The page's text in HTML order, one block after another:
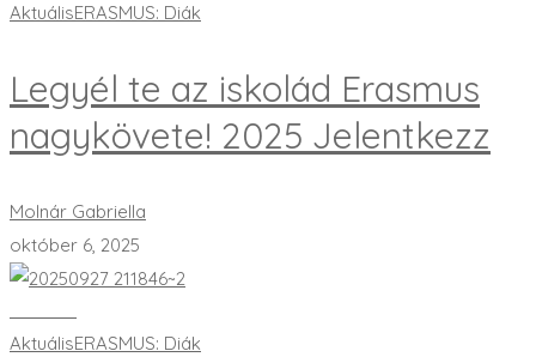
AktuálisERASMUS: Diák
Legyél te az iskolád Erasmus
nagykövete! 2025 Jelentkezz
Molnár Gabriella
október 6, 2025
AktuálisERASMUS: Diák